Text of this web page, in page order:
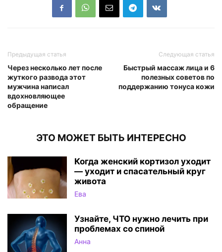
Предыдущая статья
Через несколько лет после
жуткого развода этот
мужчина написал
вдохновляющее
обращение
Следующая статья
Быстрый массаж лица и 6
полезных советов по
поддержанию тонуса кожи
ЭТО МОЖЕТ БЫТЬ ИНТЕРЕСНО
Когда женский кортизол уходит
— уходит и спасательный круг
живота
Ева
Узнайте, ЧТО нужно лечить при
проблемах со спиной
Анна